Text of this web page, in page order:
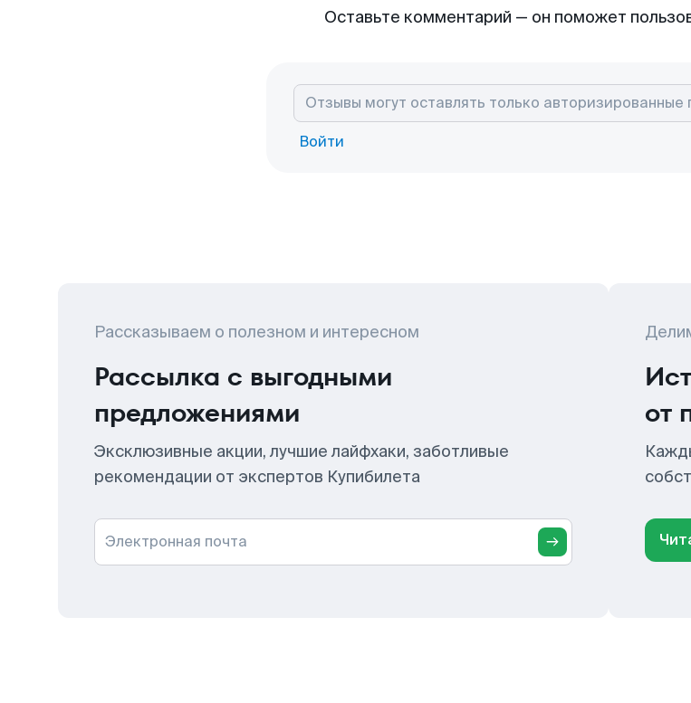
Оставьте комментарий — он поможет
Войти
Рассказываем о полезном и интересном
Рассылка с выгодными
предложениями
Эксклюзивные акции, лучшие лайфхаки, заботливые
рекомендации от экспертов Купибилета
Электронная почта
от